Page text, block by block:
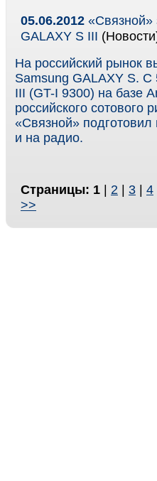
05.06.2012 «Связной»
GALAXY S III
На российский рынок
Samsung GALAXY S.
III (GT-I 9300) на базе
российского сотового
«Связной»
и на радио.
Страницы: 1 | 2 | 3 | 4
>>